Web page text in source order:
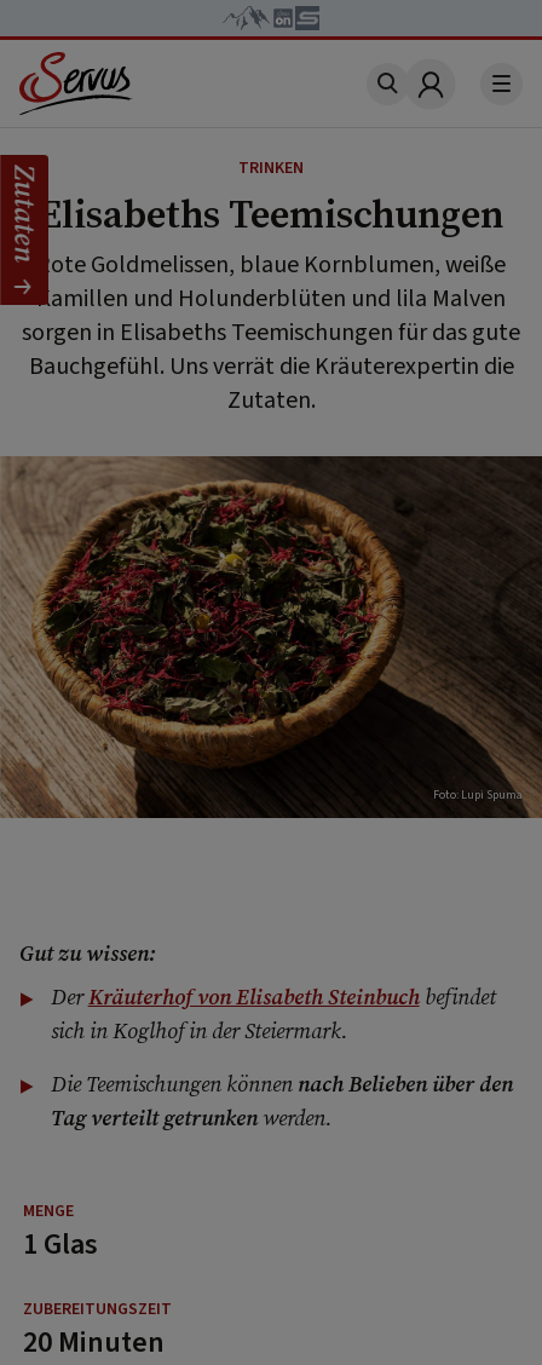
Account
TRINKEN
Elisabeths Teemischungen
Rote Goldmelissen, blaue Kornblumen, weiße
Kamillen und Holunderblüten und lila Malven
sorgen in Elisabeths Teemischungen für das gute
Bauchgefühl. Uns verrät die Kräuterexpertin die
Zutaten.
Foto: Lupi Spuma
Gut zu wissen:
DerKräuterhof von Elisabeth Steinbuchbefindet
sich in Koglhof in der Steiermark.
Die Teemischungen können nach Belieben über den
Tag verteilt getrunkenwerden.
1 Glas
20 Minuten
Zutaten